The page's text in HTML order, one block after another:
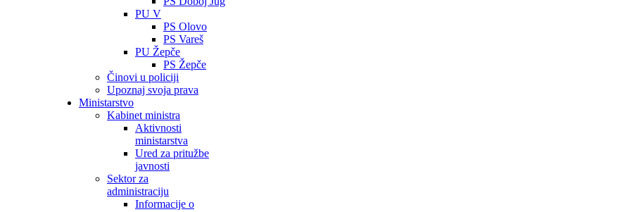
PU V
PS Olovo
PS Vareš
PU Žepče
PS Žepče
Činovi u policiji
Upoznaj svoja prava
Ministarstvo
Kabinet ministra
Aktivnosti
ministarstva
Ured za pritužbe
javnosti
Sektor za
administraciju
Informacije o